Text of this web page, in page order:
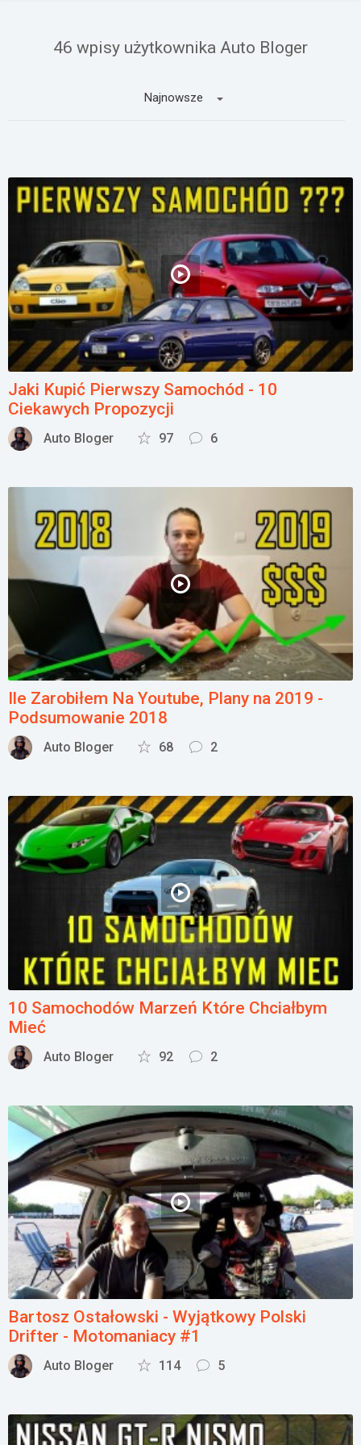
46 wpisy użytkownika Auto Bloger
Najnowsze
Jaki Kupić Pierwszy Samochód - 10
Ciekawych Propozycji
Auto Bloger 97 6
Ile Zarobiłem Na Youtube, Plany na 2019 -
Podsumowanie 2018
Auto Bloger 68 2
10 Samochodów Marzeń Które Chciałbym
Mieć
Auto Bloger 92 2
Bartosz Ostałowski - Wyjątkowy Polski
Drifter - Motomaniacy #1
Auto Bloger 114 5